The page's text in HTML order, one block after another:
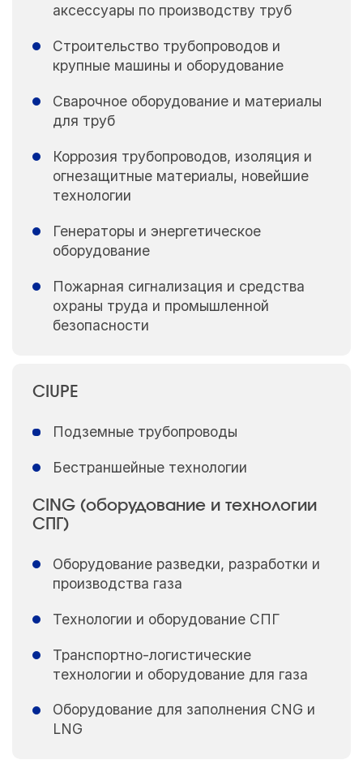
аксессуары по производству труб
Строительство трубопроводов и
крупные машины и оборудование
Сварочное оборудование и материалы
для труб
Коррозия трубопроводов, изоляция и
огнезащитные материалы, новейшие
технологии
Генераторы и энергетическое
оборудование
Пожарная сигнализация и средства
охраны труда и промышленной
безопасности
CIUPE
Подземные трубопроводы
Бестраншейные технологии
CING (оборудование и технологии
СПГ)
Оборудование разведки, разработки и
производства газа
Технологии и оборудование СПГ
Транспортно-логистические
технологии и оборудование для газа
Оборудование для заполнения CNG и
LNG